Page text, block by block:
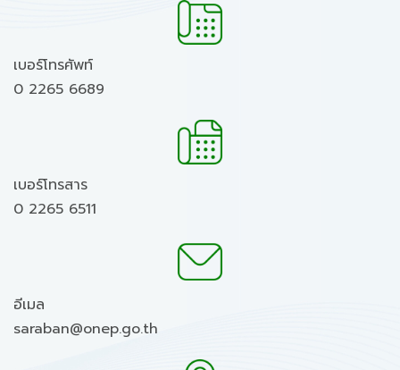
เบอร์โทรศัพท์
0 2265 6689
เบอร์โทรสาร
0 2265 6511
อีเมล
saraban@onep.go.th